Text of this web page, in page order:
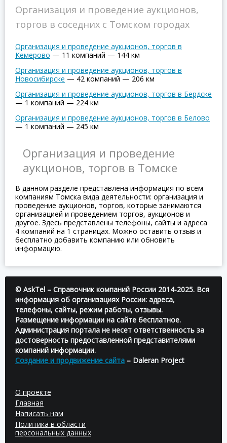
Организация и проведение аукционов,
торгов в соседних с Томском городах
Организация и проведение аукционов, торгов в
Кемерово — 11 компаний — 144 км
Организация и проведение аукционов, торгов в
Новосибирске — 42 компаний — 206 км
Организация и проведение аукционов, торгов в Бердске
— 1 компаний — 224 км
Организация и проведение аукционов, торгов в Белово
— 1 компаний — 245 км
Организация и проведение
аукционов, торгов в Томске
В данном разделе представлена информация по всем
компаниям Томска вида деятельности: организация и
проведение аукционов, торгов, которые занимаются
организацией и проведением торгов, аукционов и
другое. Здесь представлены телефоны, сайты и адреса
4 компаний на 1 страницах. Можно оставить отзыв и
бесплатно добавить компанию или обновить
информацию.
© AskTel – Справочник компаний России 2014-2025. Вся
информация об организациях России: адреса,
телефоны, сайты, режим работы, отзывы.
Размещение информации на сайте бесплатное.
Администрация портала не несет ответственность за
достоверность предоставленной представителями
компаний информации.
Создание и продвижение сайта – Daleran Project
О проекте
Главная
Написать нам
Политика в области
персональных данных